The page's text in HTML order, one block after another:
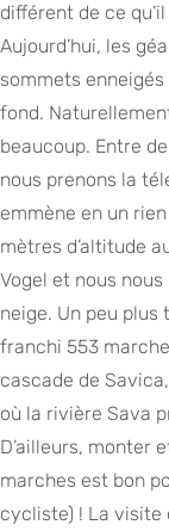
différent de ce
Aujourd’hui, les
sommets
fond.
beaucoup. Entre
nous prenons la
emmène en un
mètres d’altitude
Vogel et nous
neige. Un peu plus
franchi 553
cascade de
où la rivière Sava
D’ailleurs, monter
marches est bon
cycliste) ! La visite